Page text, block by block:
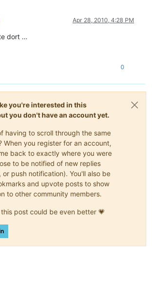
Apr 28, 2010, 4:28 PM
dort …
0
you're interested in this
you don't have an account yet.
having to scroll through the same
When you register for an account,
back to exactly where you were
to be notified of new replies
or push notification). You'll also be
and upvote posts to show
to other community members.
post could be even better 💗